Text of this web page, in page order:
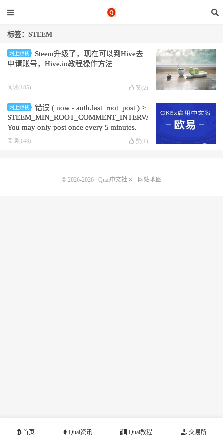
标签：STEEM
网上赚钱
Steem升级了，现在可以到Hive去
申请账号，Hive.io教程操作方法
阅读(185) 赞(2)
网上赚钱
错误 ( now - auth.last_root_post ) >
STEEM_MIN_ROOT_COMMENT_INTERVAL:
You may only post once every 5 minutes.
阅读(148) 赞(1 )
首页 Quai资讯 Quai教程 交易所
© 2026-2026 Quai中文社区 网站地图